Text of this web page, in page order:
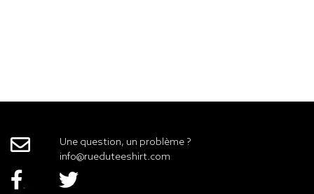
Une question, un problème ?
info@rueduteeshirt.com